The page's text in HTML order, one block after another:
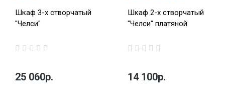
Шкаф 3-х створчатый
"Челси"
25 060р.
Шкаф 2-х створчатый
"Челси" платяной
14 100р.